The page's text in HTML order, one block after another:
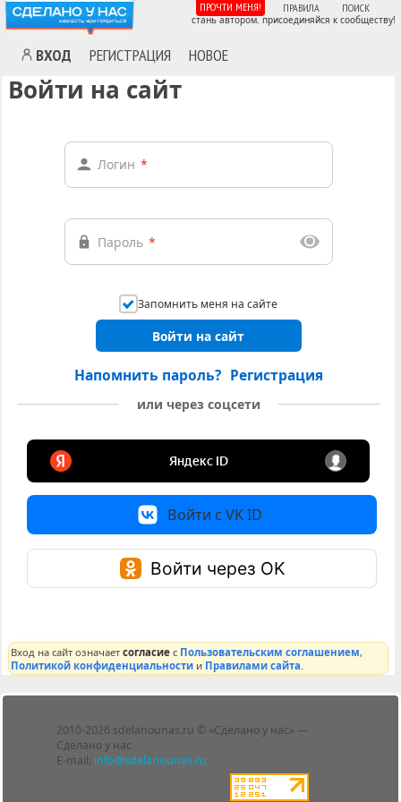
ВХОД РЕГИСТРАЦИЯ НОВОЕ
ПРОЧТИ МЕНЯ! ПРАВИЛА ПОИСК
стань автором. присоединяйся к сообществу!
Войти на сайт
Логин *
Пароль *
Запомнить меня на сайте
Войти на сайт
Напомнить пароль? Регистрация
или через соцсети
Войти с VK ID
Войти через OK
Вход на сайт означаетсогласие с Пользовательским соглашением,
Политикой конфиденциальности и Правилами сайта
2010-2026 sdelanounas.ru © «Сделано у нас» —
Сделано у нас
E-mail: info@sdelanounas.ru
Блоги
Люди
Политика